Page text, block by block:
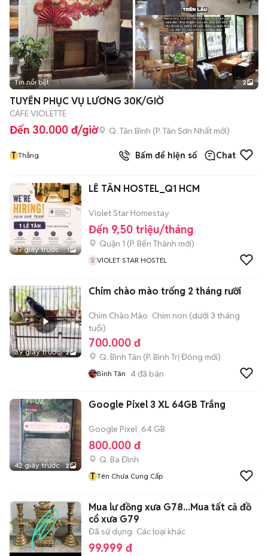
Tin nổi bật 2
TUYỂN PHỤC VỤ LƯƠNG 30K/GIỜ
CAFE VIOLETTE
Đến 30.000 đ/giờ Q. Tân Bình (P. Tân Sơn Nhất mới)
T Thắng Bấm để hiện số Chat
37 giây trước 1
LỄ TÂN HOSTEL_Q1 HCM
Violet Star Homestay
Đến 9,50 triệu/tháng
Quận 1 (P. Bến Thành mới)
VIOLET STAR HOSTEL
39 giây trước 2
Chim chào mào trống 2 tháng rưỡi
Chim Chào Mào Chim non (dưới 3 tháng
tuổi)
700.000 đ
Q. Bình Tân (P. Bình Trị Đông mới)
Bình Tân 4đã bán
42 giây trước 2
Google Pixel 3 XL 64GB Trắng
Google Pixel 64 GB
800.000 đ
Q. Ba Đình
T Tên Chưa Cung Cấp
Mua lư đồng xưa G78...Mua tất cả đồ
cổ xưa G79
Đã sử dụng Các loại khác
99.999 đ